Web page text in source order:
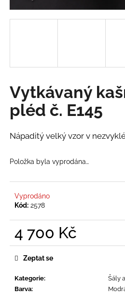
Vytkávaný
pléd č. E145
Nápaditý velký vzor v
Položka byla vyprodána…
Vyprodáno
Kód: 2578
4 700 Kč
Měrná
cena:
Kategorie:
Šály
Barva:
Zeptat se
a
HLEDAT
o
u
č
m